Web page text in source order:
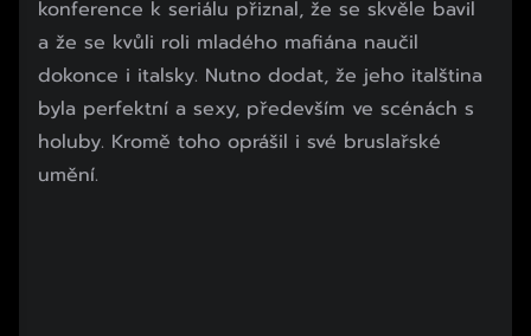
konference k seriálu přiznal, že se skvěle bavil
a že se kvůli roli mladého mafiána naučil
dokonce i italsky. Nutno dodat, že jeho italština
byla perfektní a sexy, především ve scénách s
holuby. Kromě toho oprášil i své bruslařské
umění.